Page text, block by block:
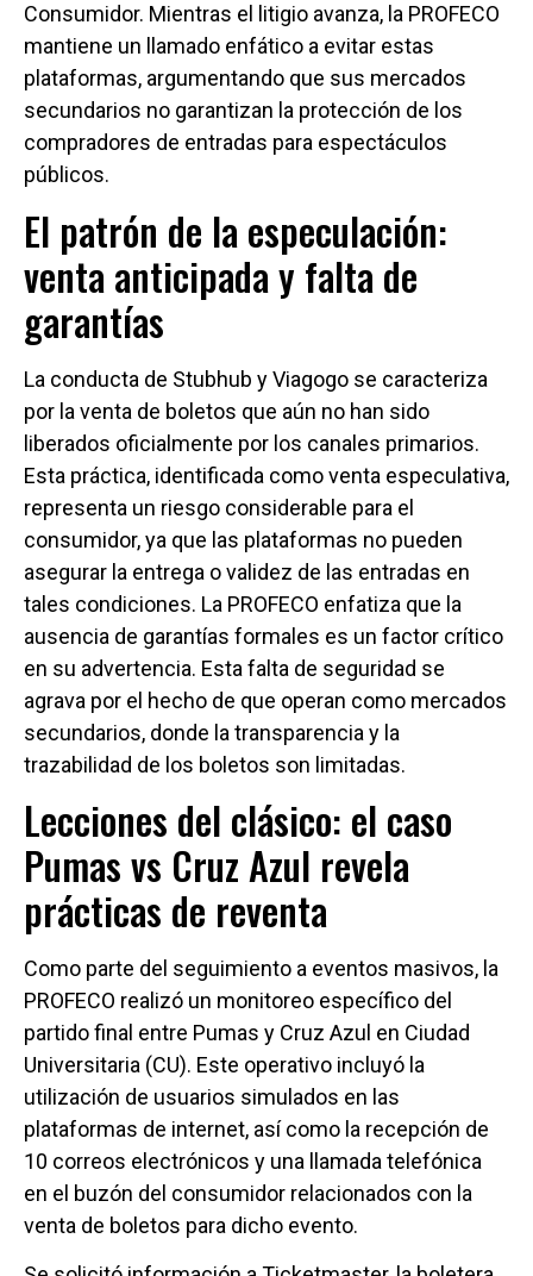
Consumidor. Mientras el litigio avanza, la PROFECO
mantiene un llamado enfático a evitar estas
plataformas, argumentando que sus mercados
secundarios no garantizan la protección de los
compradores de entradas para espectáculos
públicos.
El patrón de la especulación:
venta anticipada y falta de
garantías
La conducta de Stubhub y Viagogo se caracteriza
por la venta de boletos que aún no han sido
liberados oficialmente por los canales primarios.
Esta práctica, identificada como venta especulativa,
representa un riesgo considerable para el
consumidor, ya que las plataformas no pueden
asegurar la entrega o validez de las entradas en
tales condiciones. La PROFECO enfatiza que la
ausencia de garantías formales es un factor crítico
en su advertencia. Esta falta de seguridad se
agrava por el hecho de que operan como mercados
secundarios, donde la transparencia y la
trazabilidad de los boletos son limitadas.
Lecciones del clásico: el caso
Pumas vs Cruz Azul revela
prácticas de reventa
Como parte del seguimiento a eventos masivos, la
PROFECO realizó un monitoreo específico del
partido final entre Pumas y Cruz Azul en Ciudad
Universitaria (CU). Este operativo incluyó la
utilización de usuarios simulados en las
plataformas de internet, así como la recepción de
10 correos electrónicos y una llamada telefónica
en el buzón del consumidor relacionados con la
venta de boletos para dicho evento.